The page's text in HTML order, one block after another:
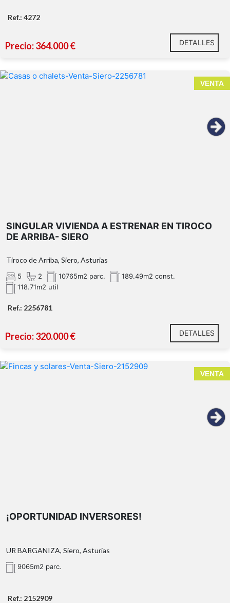
Ref.: 4272
Precio: 364.000 € DETALLES
VENTA
SINGULAR VIVIENDA A ESTRENAR EN TIROCO
DE ARRIBA- SIERO
Tiroco de Arriba, Siero, Asturias
5 2 10765m2 parc.
189.49m2 const.
118.71m2 util
Ref.: 2256781
Precio: 320.000 € DETALLES
VENTA
La Cuesta
independientes.
EQUIPAMIENTO TOTAL
: Conexión de agua ,
LISTA PARA OBRA
¡OPORTUNIDAD INVERSORES!
UR BARGANIZA, Siero, Asturias
9065m2 parc.
Ref.: 2152909